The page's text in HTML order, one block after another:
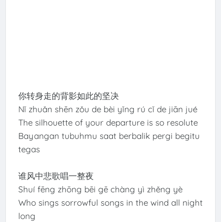
你转身走的背影如此的坚决
Nǐ zhuǎn shēn zǒu de bèi yǐng rú cǐ de jiān jué
The silhouette of your departure is so resolute
Bayangan tubuhmu saat berbalik pergi begitu
tegas
谁风中悲歌唱一整夜
Shuí fēng zhōng bēi gē chàng yì zhěng yè
Who sings sorrowful songs in the wind all night
long